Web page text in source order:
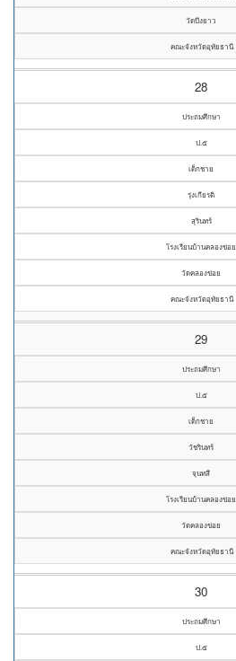
วัดบึงยาว
คณะจังหวัดอุทัยธานี
28
ประถมศึกษา
ป.๕
เด็กชาย
รุ่งเกียรติ
สุรินทร์
โรงเรียนบ้านคลองข่อย
วัดคลองข่อย
คณะจังหวัดอุทัยธานี
29
ประถมศึกษา
ป.๕
เด็กชาย
วัชรินทร์
จุนทสี
โรงเรียนบ้านคลองข่อย
วัดคลองข่อย
คณะจังหวัดอุทัยธานี
30
ประถมศึกษา
ป.๕